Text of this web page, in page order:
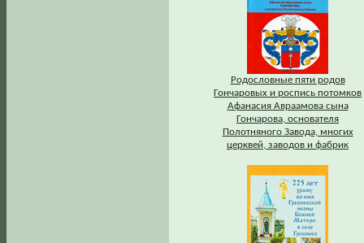
Родословные пяти родов
Гончаровых и роспись потомков
Афанасия Авраамова сына
Гончарова, основателя
Полотняного Завода, многих
церквей, заводов и фабрик